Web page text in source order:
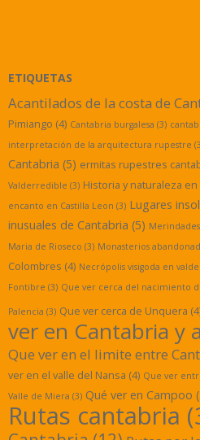
ETIQUETAS
Acantilados de la costa de
Pimiango (4) Cantabria burgalesa (3)
interpretación de la arquitectura rupestre
Cantabria (5) ermitas rupestres
Valderredible (3) Historia y naturaleza en
encanto en Castilla Leon (3) Lugares
inusuales de Cantabria (5)
Maria de Rioseco (3) Monasterios
Colombres (4) Necrópolis visigoda en
Fontibre (3) Que ver cerca del nacimiento
Palencia (3) Que ver cerca de Unquera
ver en Cantabria y
Que ver en el limite entre
ver en el valle del Nansa (4) Que ver
Valle de Miera (3) Qué ver en Campoo
Rutas cantabria